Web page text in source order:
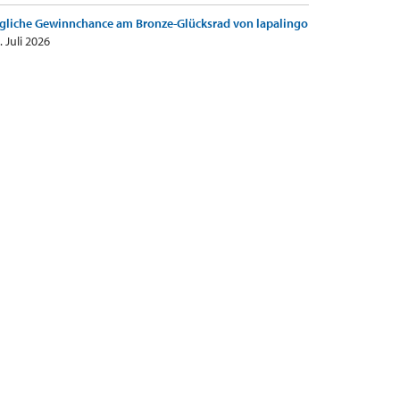
Gewinnchance am Bronze-Glücksrad von lapalingo
Juli 2026